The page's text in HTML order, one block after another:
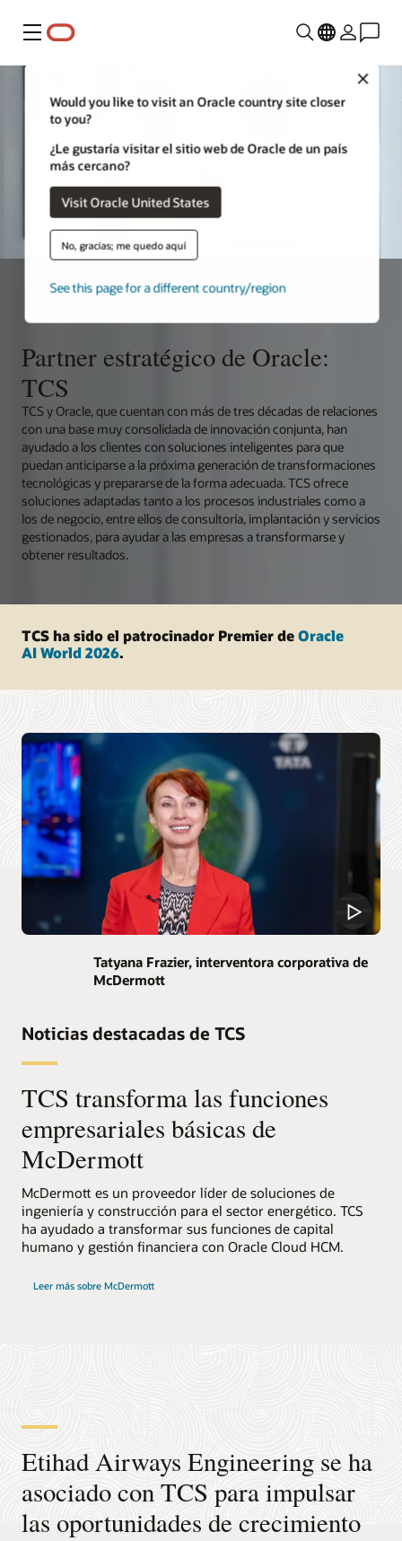
Menú
Would you like to visit an Oracle country site closer
to you?
¿Le gustaría visitar el sitio web de Oracle de un país
más cercano?
Visit Oracle United States
No, gracias; me quedo aquí
See this page for a different country/region
Partner estratégico de Oracle:
TCS
TCS y Oracle, que cuentan con más de tres décadas de relaciones
con una base muy consolidada de innovación conjunta, han
ayudado a los clientes con soluciones inteligentes para que
puedan anticiparse a la próxima generación de transformaciones
tecnológicas y prepararse de la forma adecuada. TCS ofrece
soluciones adaptadas tanto a los procesos industriales como a
los de negocio, entre ellos de consultoría, implantación y servicios
gestionados, para ayudar a las empresas a transformarse y
obtener resultados.
TCS ha sido el patrocinador Premier deOracle
AI World 2026.
Tatyana Frazier, interventora corporativa de
McDermott
Noticias destacadas de TCS
TCS transforma las funciones
empresariales básicas de
McDermott
McDermott es un proveedor líder de soluciones de
ingeniería y construcción para el sector energético. TCS
ha ayudado a transformar sus funciones de capital
humano y gestión financiera con Oracle Cloud HCM.
Leer más sobre McDermott
Etihad Airways Engineering se ha
asociado con TCS para impulsar
las oportunidades de crecimiento